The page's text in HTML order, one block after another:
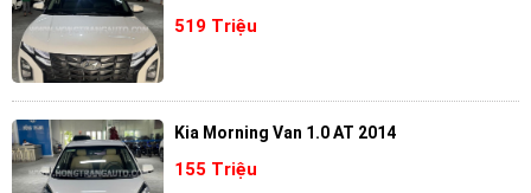
519 Triệu
Kia Morning Van 1.0 AT 2014
155 Triệu